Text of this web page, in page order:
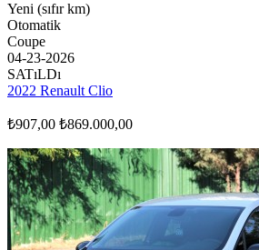
Yeni (sıfır km)
Otomatik
Coupe
04-23-2026
SATıLDı
2022 Renault Clio
₺907,00 ₺869.000,00